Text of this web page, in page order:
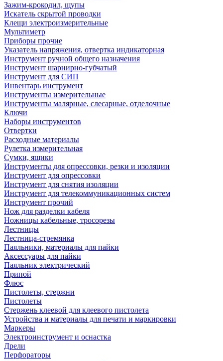
Зажим-крокодил, щупы
Искатель скрытой проводки
Клещи электроизмерительные
Мультиметр
Приборы прочие
Указатель напряжения, отвертка индикаторная
Инструмент ручной общего назначения
Инструмент шарнирно-губчатый
Инструмент для СИП
Инвентарь инструмент
Инструменты измерительные
Инструменты малярные, слесарные, отделочные
Ключи
Наборы инструментов
Отвертки
Расходные материалы
Рулетка измерительная
Сумки, ящики
Инструменты для опрессовки, резки и изоляции
Инструмент для опрессовки
Инструмент для снятия изоляции
Инструмент для телекоммуникационных систем
Инструмент прочий
Нож для разделки кабеля
Ножницы кабельные, тросорезы
Лестницы
Лестница-стремянка
Паяльники, материалы для пайки
Аксессуары для пайки
Паяльник электрический
Припой
Флюс
Пистолеты, стержни
Пистолеты
Стержень клеевой для клеевого пистолета
Устройства и материалы для печати и маркировки
Маркеры
Электроинструмент и оснастка
Дрели
Перфораторы